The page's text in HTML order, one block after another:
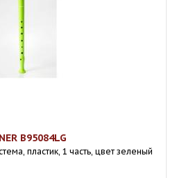
B95084LG
пластик, 1 часть, цвет зеленый